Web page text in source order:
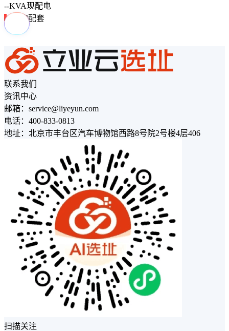
--KVA现配电
周边配套
联系我们
资讯中心
邮箱：service@liyeyun.com
电话：400-833-0813
地址：北京市丰台区汽车博物馆西路8号院2号楼4层406
扫描关注